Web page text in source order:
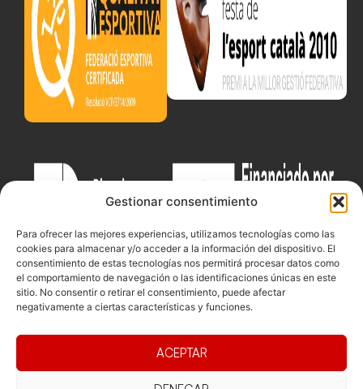
Gestionar consentimiento
Para ofrecer las mejores experiencias, utilizamos tecnologías como las
cookies para almacenar y/o acceder a la información del dispositivo. El
consentimiento de estas tecnologías nos permitirá procesar datos como
el comportamiento de navegación o las identificaciones únicas en este
sitio. No consentir o retirar el consentimiento, puede afectar
negativamente a ciertas características y funciones.
ACEPTAR
CompeticionsDocumentacio